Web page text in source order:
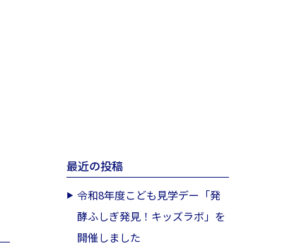
最近の投稿
令和8年度こども見学デー「発
酵ふしぎ発見！キッズラボ」を
開催しました